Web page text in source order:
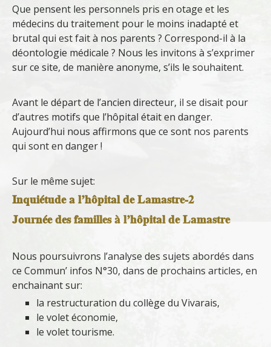
Que pensent les personnels pris en otage et les
médecins du traitement pour le moins inadapté et
brutal qui est fait à nos parents ? Correspond-il à la
déontologie médicale ? Nous les invitons à s’exprimer
sur ce site, de manière anonyme, s’ils le souhaitent.
Avant le départ de l’ancien directeur, il se disait pour
d’autres motifs que l’hôpital était en danger.
Aujourd’hui nous affirmons que ce sont nos parents
qui sont en danger !
Sur le même sujet:
Inquiétude a l’hôpital de Lamastre-2
Journée des familles à l’hôpital de Lamastre
Nous poursuivrons l’analyse des sujets abordés dans
ce Commun’ infos N°30, dans de prochains articles, en
enchainant sur:
la restructuration du collège du Vivarais,
le volet économie,
le volet tourisme.